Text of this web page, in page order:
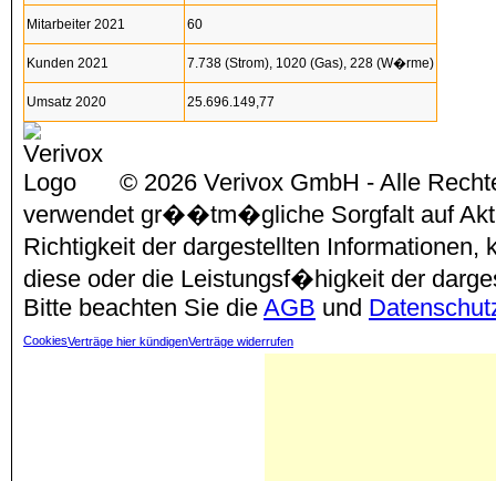
Mitarbeiter 2021 60
Kunden 2021 7.738 (Strom), 1020 (Gas), 228 (W�rme)
Umsatz 2020 25.696.149,77
© 2026 Verivox GmbH - Alle
verwendet gr��tm�gliche Sorgfalt auf
Richtigkeit der dargestellten
diese oder die Leistungsf�higkeit der
Bitte beachten Sie die AGB und
CookiesVerträge hier kündigenVerträge widerrufen